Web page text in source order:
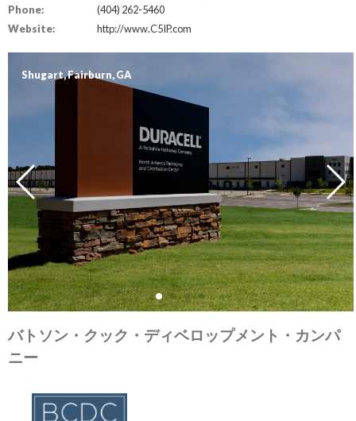
Phone:
(404) 262-5460
Website:
http://www.C5IP.com
Shugart, Fairburn, GA
バトソン・クック・ディベロップメント・カンパ
ニー